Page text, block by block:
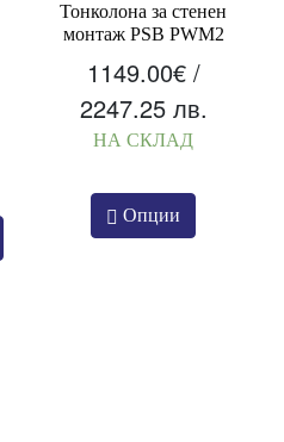
Тонколона за стенен
монтаж PSB PWM2
1149.00€/
2247.25 лв.
НА СКЛАД
Опции